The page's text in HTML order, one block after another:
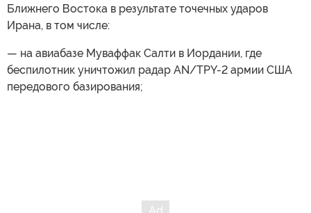
Ближнего Востока в результате точечных ударов
Ирана, в том числе:
— на авиабазе Муваффак Салти в Иордании, где
беспилотник уничтожил радар AN/TPY-2 армии США
передового базирования;